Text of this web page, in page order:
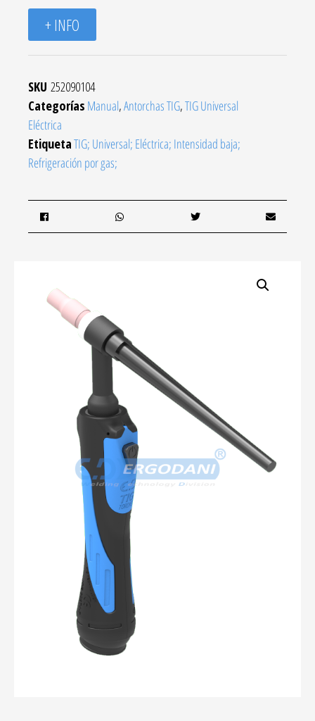
+ INFO
SKU 252090104
Categorías Manual,Antorchas TIG,TIG Universal
Eléctrica
EtiquetaTIG; Universal; Eléctrica; Intensidad baja;
Refrigeración por gas;